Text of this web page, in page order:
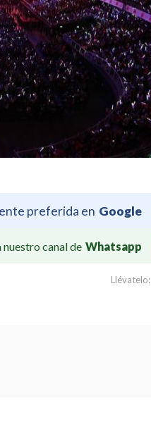
preferida en Google
nuestro canal de Whatsapp
Llévatelo: